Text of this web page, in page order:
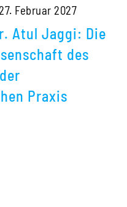
Februar 2027
Atul Jaggi: Die
des
Praxis